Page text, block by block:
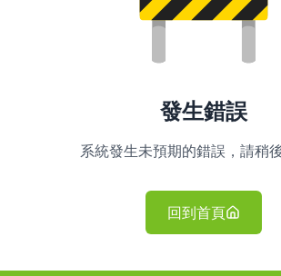
發生錯誤
系統發生未預期的錯誤，請稍後
回到首頁